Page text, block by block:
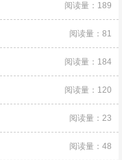
阅读量：189
阅读量：81
阅读量：184
阅读量：120
阅读量：23
阅读量：48